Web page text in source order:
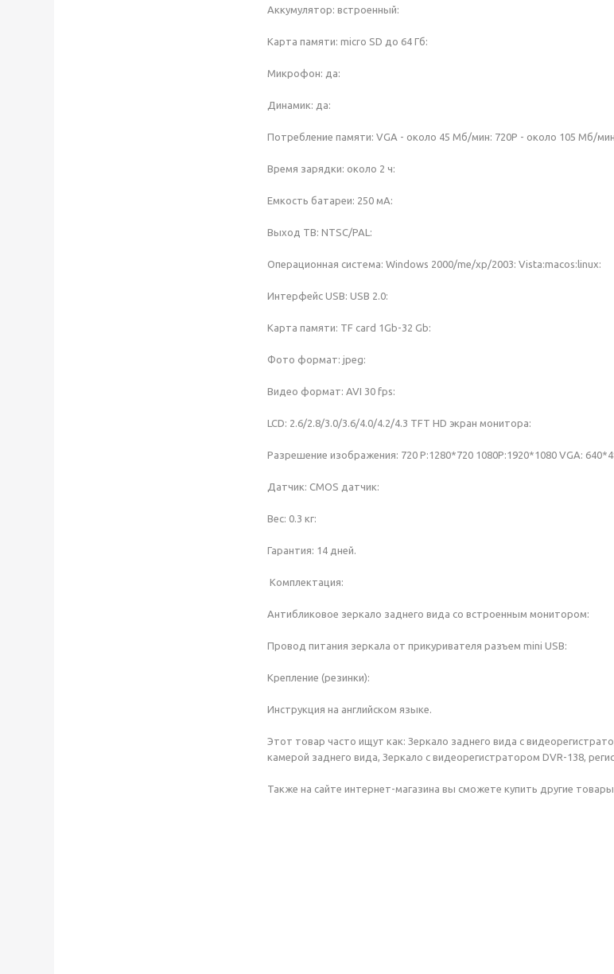
Аккумулятор: встроенный:
Карта памяти: micro SD до 64 Гб:
Микрофон: да:
Динамик: да:
Потребление памяти: VGA - около 45 Мб/мин: 720P - около 105 Мб/
Время зарядки: около 2 ч:
Емкость батареи: 250 мА:
Выход ТВ: NTSC/PAL:
Операционная система: Windows 2000/me/xp/2003: Vista:macos:linux:
Интерфейс USB: USB 2.0:
Карта памяти: TF card 1Gb-32 Gb:
Фото формат: jpeg:
Видео формат: AVI 30 fps:
LCD: 2.6/2.8/3.0/3.6/4.0/4.2/4.3 TFT HD экран монитора:
Разрешение изображения: 720 P:1280*720 1080P:1920*1080 VGA:
Датчик: CMOS датчик:
Вес: 0.3 кг:
Гарантия: 14 дней.
Комплектация:
Антибликовое зеркало заднего вида со встроенным монитором:
Провод питания зеркала от прикуривателя разъем mini USB:
Крепление (резинки):
Инструкция на английском языке.
Этот товар часто ищут как: Зеркало заднего вида с
камерой заднего вида, Зеркало с видеорегистратором DVR-138,
Также на сайте интернет-магазина вы сможете купить другие